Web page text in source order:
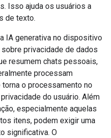
Isso ajuda os usuários a
de texto.
IA generativa no dispositivo
privacidade de dados
resumem chats pessoais,
processam
o processamento no
do usuário. Além
especialmente aquelas
itens, podem exigir uma
significativa. O